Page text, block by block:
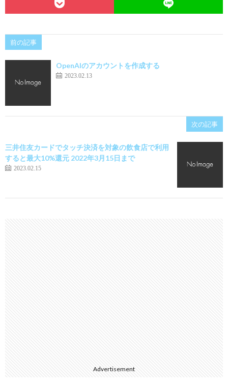
前の記事
OpenAIのアカウントを作成する
2023.02.13
次の記事
三井住友カードでタッチ決済を対象の飲食店で利用
すると最大10%還元 2022年3月15日まで
2023.02.15
Advertisement